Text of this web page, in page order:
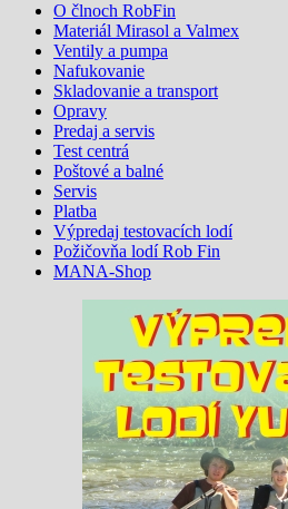
O člnoch RobFin
Materiál Mirasol a Valmex
Ventily a pumpa
Nafukovanie
Skladovanie a transport
Opravy
Predaj a servis
Test centrá
Poštové a balné
Servis
Platba
Výpredaj testovacích lodí
Požičovňa lodí Rob Fin
MANA-Shop